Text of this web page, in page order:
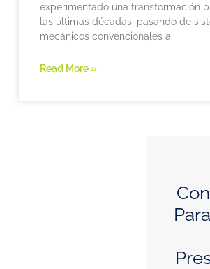
experimentado una transformación
las últimas décadas, pasando de
mecánicos convencionales a
Read More »